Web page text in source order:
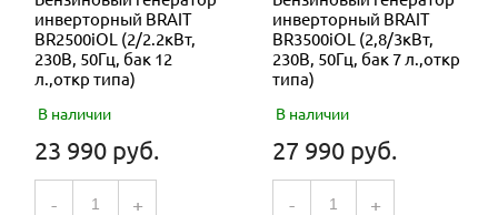
инверторный BRAIT
BR2500iOL (2/2.2кВт,
230В, 50Гц, бак 12
л.,откр типа)
В наличии
23 990 руб.
- +
инверторный BRAIT
BR3500iOL (2,8/3кВт,
230В, 50Гц, бак 7 л.,откр
типа)
В наличии
27 990 руб.
- +